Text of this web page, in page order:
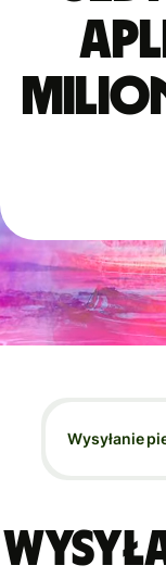
Wysyłanie